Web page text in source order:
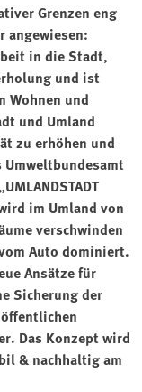
Grenzen eng
angewiesen:
in die Stadt,
und ist
Wohnen und
und Umland
zu erhöhen und
im Umland von
verschwinden
Auto dominiert.
Ansätze für
Sicherung der
Das Konzept wird
& nachhaltig am